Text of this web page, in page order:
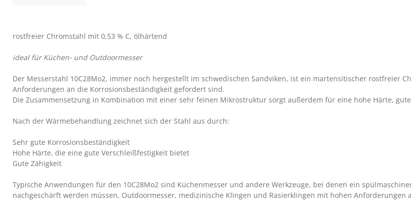
rostfreier Chromstahl mit 0,53 % C, ölhärtend
ideal für Küchen- und Outdoormesser
Der Messerstahl 10C28Mo2, immer noch hergestellt im schwedischen Sandviken, ist ein martensitischer rostfreier
Anforderungen an die Korrosionsbeständigkeit gefordert sind.
Die Zusammensetzung in Kombination mit einer sehr feinen Mikrostruktur sorgt außerdem für eine hohe Härte,
Nach der Wärmebehandlung zeichnet sich der Stahl aus durch:
Sehr gute Korrosionsbeständigkeit
Hohe Härte, die eine gute Verschleißfestigkeit bietet
Gute Zähigkeit
Typische Anwendungen für den 10C28Mo2 sind Küchenmesser und andere Werkzeuge, bei denen ein
nachgeschärft werden müssen, Outdoormesser, medizinische Klingen und Rasierklingen mit hohen Anforderungen